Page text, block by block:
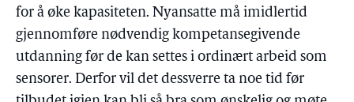
for å øke kapasiteten. Nyansatte må imidlertid
gjennomføre nødvendig kompetansegivende
utdanning før de kan settes i ordinært arbeid som
sensorer. Derfor vil det dessverre ta noe tid før